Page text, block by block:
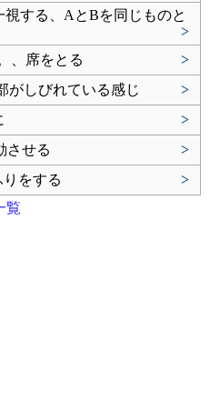
視する、AとBを同じものと
>
、席をとる
>
がしびれている感じ
>
>
させる
>
をする
>
覧